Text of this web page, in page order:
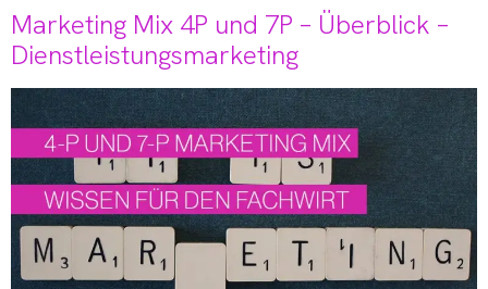
Marketing Mix 4P und 7P – Überblick –
Dienstleistungsmarketing